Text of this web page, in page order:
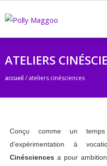
ATELIERS
accueil/ateliers cinésciences
Conçu comme un
d’expérimentation à
Cinésciences a pour